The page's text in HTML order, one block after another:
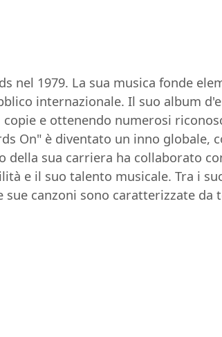
nel 1979. La sua musica fonde
internazionale. Il suo album
e ottenendo numerosi
On" è diventato un inno globale,
della sua carriera ha collaborato
e il suo talento musicale. Tra i
sue canzoni sono caratterizzate